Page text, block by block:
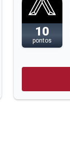
10
pontos